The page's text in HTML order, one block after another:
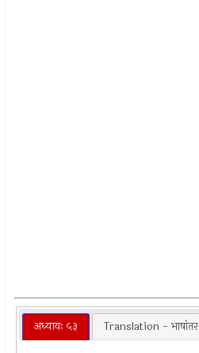
अध्यायः ५३ Translation - भाषांतर